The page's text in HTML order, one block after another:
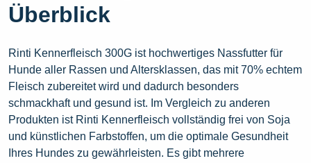
Überblick
Rinti Kennerfleisch 300G ist hochwertiges Nassfutter für
Hunde aller Rassen und Altersklassen, das mit 70% echtem
Fleisch zubereitet wird und dadurch besonders
schmackhaft und gesund ist. Im Vergleich zu anderen
Produkten ist Rinti Kennerfleisch vollständig frei von Soja
und künstlichen Farbstoffen, um die optimale Gesundheit
Ihres Hundes zu gewährleisten. Es gibt mehrere